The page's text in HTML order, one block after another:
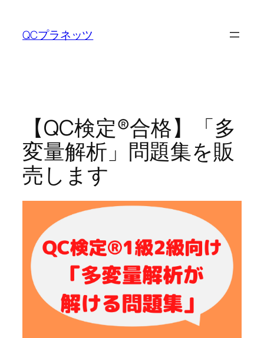
QCプラネッツ
【QC検定®合格】「多
変量解析」問題集を販
売します